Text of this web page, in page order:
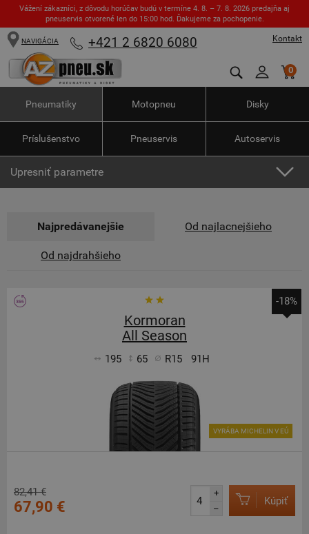
Vážení zákazníci, z dôvodu horúčav budú v termíne 4. 8. – 7. 8. 2026 predajňa aj
pneuservis otvorené len do 15:00 hod. Ďakujeme za pochopenie.
Kontakt
NAVIGÁCIA +421 2 6820 6080
0
Pneumatiky Motopneu Disky
Príslušenstvo Pneuservis Autoservis
Upresniť parametre
Najpredávanejšie Od najlacnejšieho
Od najdrahšieho
-18%
Kormoran
All Season
195 65 R15 91H
VYRÁBA MICHELIN V EÚ
82,41 €
67,90 €
+
–
Kúpiť